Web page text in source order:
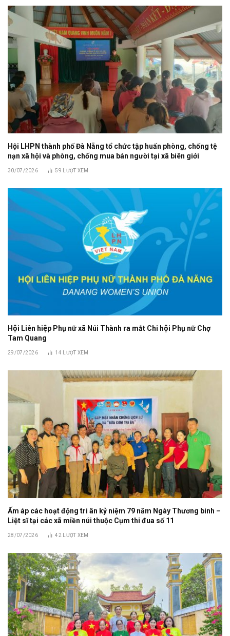
Hội LHPN thành phố Đà Nẵng tổ chức tập huấn phòng, chống tệ
nạn xã hội và phòng, chống mua bán người tại xã biên giới
30/07/2026 59 LƯỢT XEM
Hội Liên hiệp Phụ nữ xã Núi Thành ra mắt Chi hội Phụ nữ Chợ
Tam Quang
29/07/2026 14 LƯỢT XEM
Ấm áp các hoạt động tri ân kỷ niệm 79 năm Ngày Thương binh –
Liệt sĩ tại các xã miền núi thuộc Cụm thi đua số 11
28/07/2026 42 LƯỢT XEM